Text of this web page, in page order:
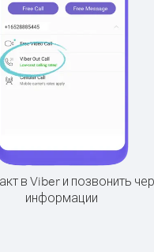
в Viber и позвонить
информации